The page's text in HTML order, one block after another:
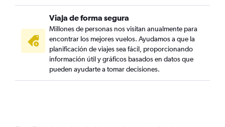
Viaja de forma segura
Millones de personas nos visitan anualmente para
encontrar los mejores vuelos. Ayudamos a que la
planificación de viajes sea fácil, proporcionando
información útil y gráficos basados en datos que
pueden ayudarte a tomar decisiones.